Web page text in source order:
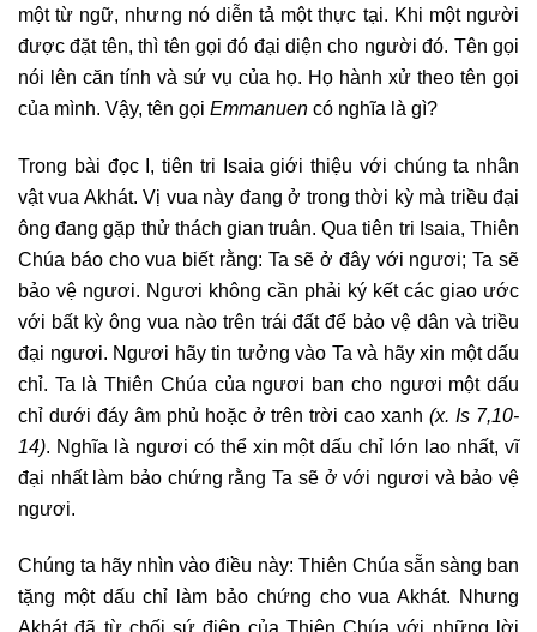
một từ ngữ, nhưng nó diễn tả một thực tại. Khi một người
được đặt tên, thì tên gọi đó đại diện cho người đó. Tên gọi
nói lên căn tính và sứ vụ của họ. Họ hành xử theo tên gọi
của mình. Vậy, tên gọi Emmanuen có nghĩa là gì?
Trong bài đọc I, tiên tri Isaia giới thiệu với chúng ta nhân
vật vua Akhát. Vị vua này đang ở trong thời kỳ mà triều đại
ông đang gặp thử thách gian truân. Qua tiên tri Isaia, Thiên
Chúa báo cho vua biết rằng: Ta sẽ ở đây với ngươi; Ta sẽ
bảo vệ ngươi. Ngươi không cần phải ký kết các giao ước
với bất kỳ ông vua nào trên trái đất để bảo vệ dân và triều
đại ngươi. Ngươi hãy tin tưởng vào Ta và hãy xin một dấu
chỉ. Ta là Thiên Chúa của ngươi ban cho ngươi một dấu
chỉ dưới đáy âm phủ hoặc ở trên trời cao xanh(x. Is 7,10-
14). Nghĩa là ngươi có thể xin một dấu chỉ lớn lao nhất, vĩ
đại nhất làm bảo chứng rằng Ta sẽ ở với ngươi và bảo vệ
ngươi.
Chúng ta hãy nhìn vào điều này: Thiên Chúa sẵn sàng ban
tặng một dấu chỉ làm bảo chứng cho vua Akhát. Nhưng
Akhát đã từ chối sứ điệp của Thiên Chúa với những lời